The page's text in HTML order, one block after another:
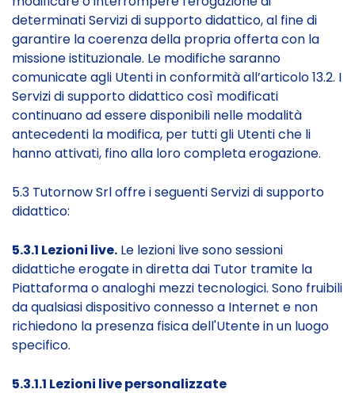
determinati Servizi di supporto didattico, al fine di
garantire la coerenza della propria offerta con la
missione istituzionale. Le modifiche saranno
comunicate agli Utenti in conformità all’articolo 13.2. I
Servizi di supporto didattico così modificati
continuano ad essere disponibili nelle modalità
antecedenti la modifica, per tutti gli Utenti che li
hanno attivati, fino alla loro completa erogazione.
5.3 Tutornow Srl offre i seguenti Servizi di supporto
didattico:
5.3.1 Lezioni live. Le lezioni live sono sessioni
didattiche erogate in diretta dai Tutor tramite la
Piattaforma o analoghi mezzi tecnologici. Sono fruibili
da qualsiasi dispositivo connesso a Internet e non
richiedono la presenza fisica dell'Utente in un luogo
specifico.
5.3.1.1 Lezioni live personalizzate